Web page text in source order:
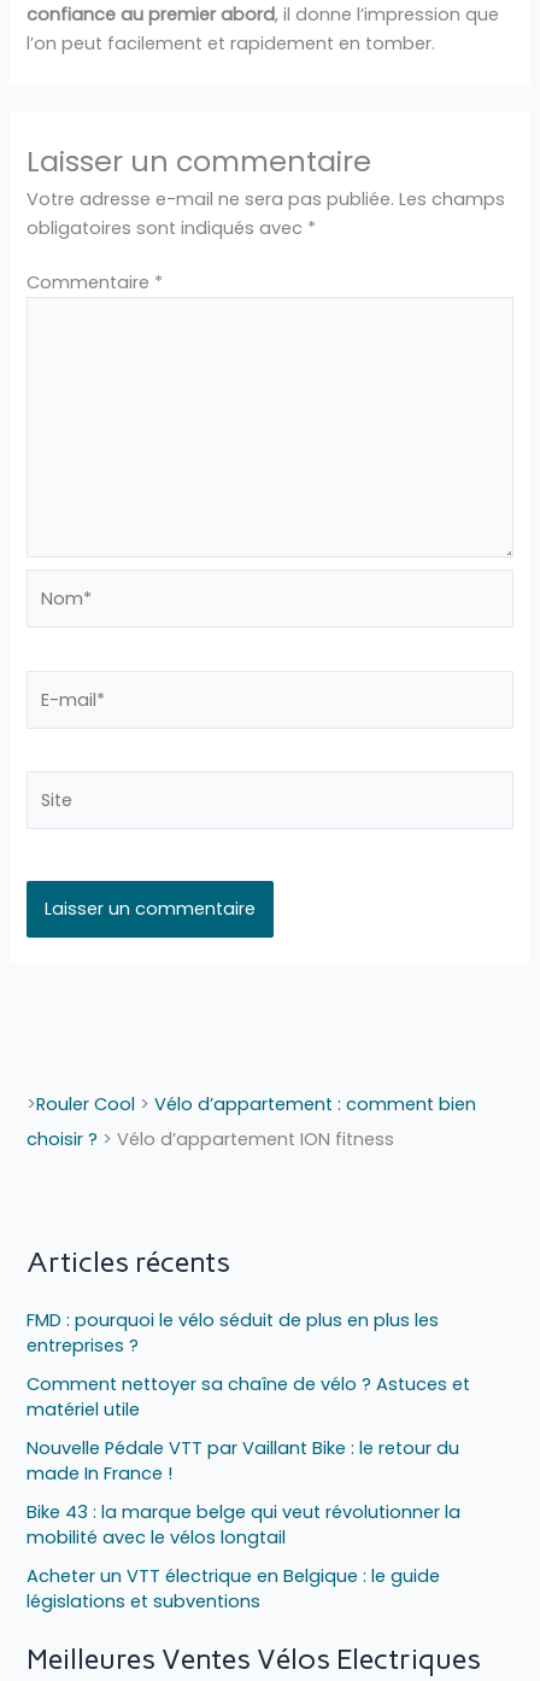
confiance au premier abord, il donne l’impression que
l’on peut facilement et rapidement en tomber.
Laisser un commentaire
Votre adresse e-mail ne sera pas publiée. Les champs
obligatoires sont indiqués avec *
Commentaire *
mail*
>Rouler Cool >Vélo d’appartement : comment bien
choisir ? >Vélo d’appartement ION fitness
Articles récents
FMD : pourquoi le vélo séduit de plus en plus les
entreprises ?
Comment nettoyer sa chaîne de vélo ? Astuces et
matériel utile
Nouvelle Pédale VTT par Vaillant Bike : le retour du
made In France !
Bike 43 : la marque belge qui veut révolutionner la
mobilité avec le vélos longtail
Acheter un VTT électrique en Belgique : le guide
législations et subventions
Meilleures Ventes Vélos Electriques